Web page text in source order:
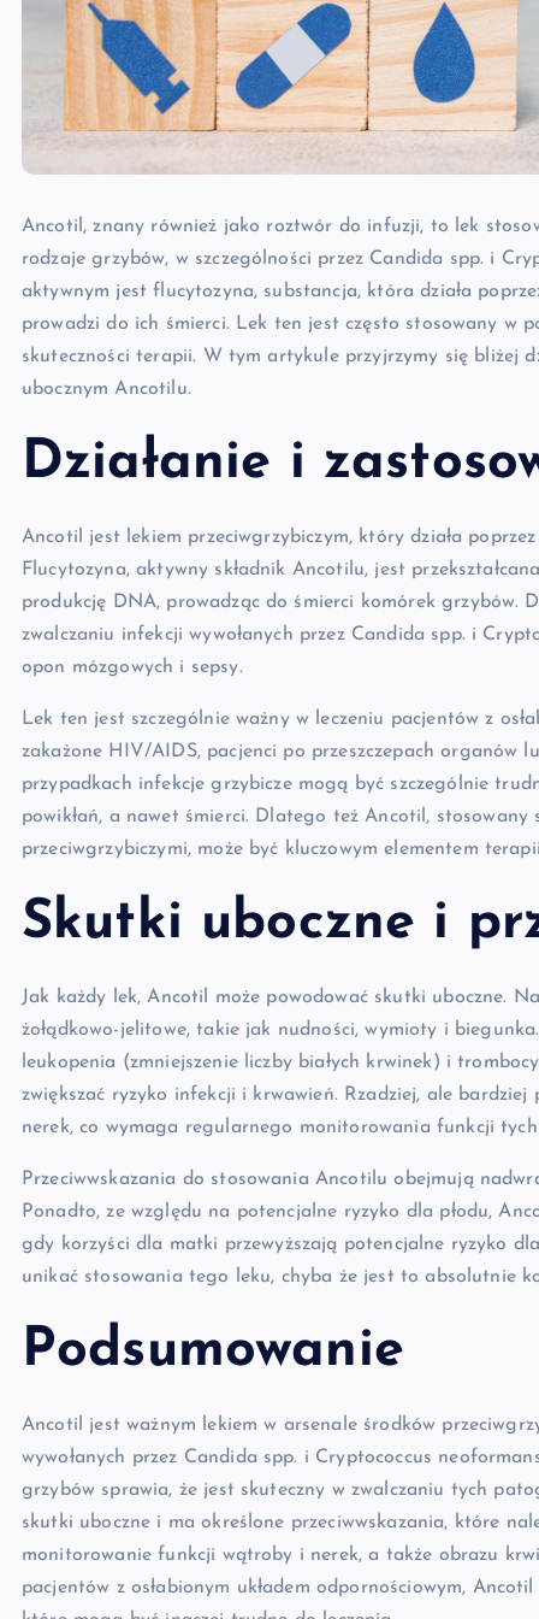
Ancotil, znany również jako roztwór do infuzji, to lek
rodzaje grzybów, w szczególności przez Candida spp. i
aktywnym jest flucytozyna, substancja, która działa
prowadzi do ich śmierci. Lek ten jest często stosowany w
skuteczności terapii. W tym artykule przyjrzymy się bliżej
ubocznym Ancotilu.
Działanie i
Ancotil jest lekiem przeciwgrzybiczym, który działa
Flucytozyna, aktywny składnik Ancotilu, jest
produkcję DNA, prowadząc do śmierci komórek grzybów.
zwalczaniu infekcji wywołanych przez Candida spp. i
opon mózgowych i sepsy.
Lek ten jest szczególnie ważny w leczeniu pacjentów z
zakażone HIV/AIDS, pacjenci po przeszczepach organów
przypadkach infekcje grzybicze mogą być szczególnie
powikłań, a nawet śmierci. Dlatego też Ancotil, stosowany
przeciwgrzybiczymi, może być kluczowym elementem
Skutki uboczne i
Jak każdy lek, Ancotil może powodować skutki uboczne.
żołądkowo-jelitowe, takie jak nudności, wymioty i
leukopenia (zmniejszenie liczby białych krwinek) i
zwiększać ryzyko infekcji i krwawień. Rzadziej, ale
nerek, co wymaga regularnego monitorowania funkcji
Przeciwwskazania do stosowania Ancotilu obejmują
Ponadto, ze względu na potencjalne ryzyko dla płodu,
gdy korzyści dla matki przewyższają potencjalne ryzyko
unikać stosowania tego leku, chyba że jest to absolutnie
Podsumowanie
Ancotil jest ważnym lekiem w arsenale środków
wywołanych przez Candida spp. i Cryptococcus
grzybów sprawia, że jest skuteczny w zwalczaniu tych
skutki uboczne i ma określone przeciwwskazania, które
monitorowanie funkcji wątroby i nerek, a także obrazu
pacjentów z osłabionym układem odpornościowym,